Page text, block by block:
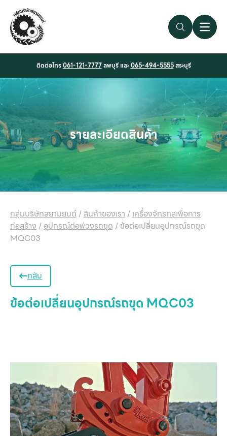
Search Link
Open
ติดต่อโทร061-121-7777ลพบุรี และ065-494-5555สระบุรี
รายละเอียดสินค้า
กลุ่มบริษัทสยามยนต์ /สินค้าของเรา /เครื่องจักรกลเพื่อการ
ก่อสร้าง /อุปกรณ์ต่อพ่วงรถขุด / ข้อต่อเปลี่ยนอุปกรณ์รถขุด
MQC03
กลับ
ข้อต่อเปลี่ยนอุปกรณ์รถขุด MQC03
ห